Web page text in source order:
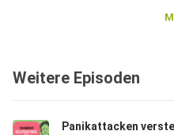
Weitere Episoden